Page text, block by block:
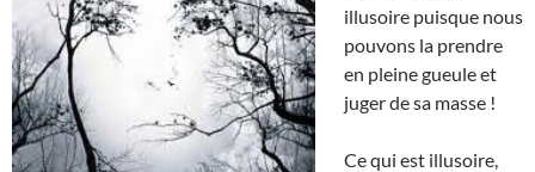
illusoire puisque nous
pouvons la prendre
en pleine gueule et
juger de sa masse !
Ce qui est illusoire,